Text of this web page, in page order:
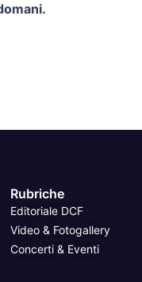
Rubriche
Editoriale DCF
Video & Fotogallery
Concerti & Eventi